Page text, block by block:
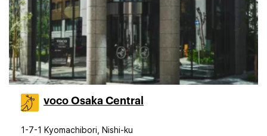
voco Osaka Central
1-7-1 Kyomachibori, Nishi-ku